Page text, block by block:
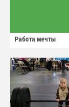
Работа мечты